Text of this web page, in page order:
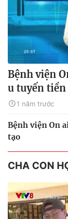
Bệnh viện
u tuyến
1 năm trước
Bệnh viện On
tạo
CHA CON